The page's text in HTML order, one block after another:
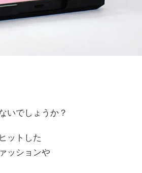
いでしょうか？
ットした
ッションや